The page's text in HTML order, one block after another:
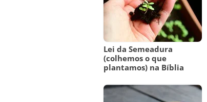
Lei da Semeadura
(colhemos o que
plantamos) na Bíblia